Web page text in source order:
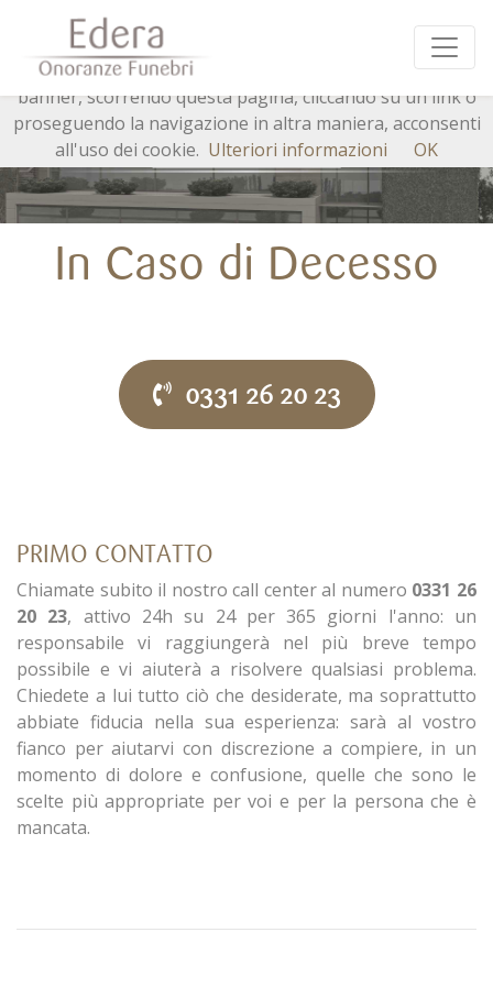
In Caso di Decesso
0331 26 20 23
PRIMO CONTATTO
Chiamate subito il nostro call center al numero 0331 26
20 23, attivo 24h su 24 per 365 giorni l'anno: un
responsabile vi raggiungerà nel più breve tempo
possibile e vi aiuterà a risolvere qualsiasi problema.
Chiedete a lui tutto ciò che desiderate, ma soprattutto
abbiate fiducia nella sua esperienza: sarà al vostro
fianco per aiutarvi con discrezione a compiere, in un
momento di dolore e confusione, quelle che sono le
scelte più appropriate per voi e per la persona che è
mancata.
Questo sito o gli strumenti terzi da questo utilizzati si
avvalgono di cookie necessari al funzionamento ed utili
alle finalità illustrate nella cookie policy. Chiudendo questo
banner, scorrendo questa pagina, cliccando su un link o
proseguendo la navigazione in altra maniera, acconsenti
all'uso dei cookie. Ulteriori informazioni OK